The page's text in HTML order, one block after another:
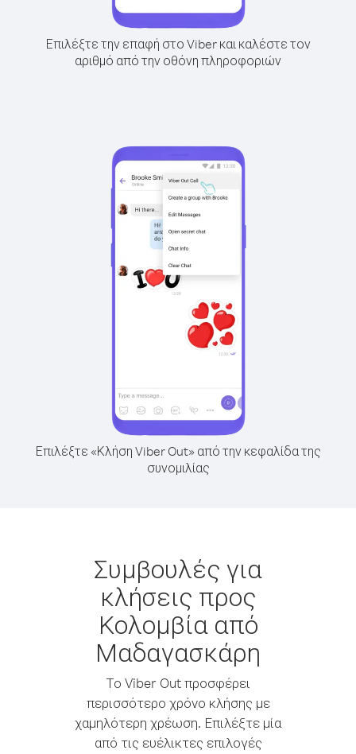
Επιλέξτε την επαφή στο Viber και καλέστε τον
αριθμό από την οθόνη πληροφοριών
Επιλέξτε «Κλήση Viber Out» από την κεφαλίδα της
συνομιλίας
Συμβουλές για
κλήσεις προς
Κολομβία από
Μαδαγασκάρη
Το Viber Out προσφέρει
περισσότερο χρόνο κλήσης με
χαμηλότερη χρέωση. Επιλέξτε μία
από τις ευέλικτες επιλογές